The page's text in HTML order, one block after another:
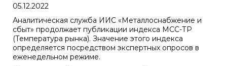
05.12.2022
Аналитическая служба ИИС «Металлоснабжение и
сбыт» продолжает публикации индекса МСС-ТР
(Температура рынка). Значение этого индекса
определяется посредством экспертных опросов в
еженедельном режиме.